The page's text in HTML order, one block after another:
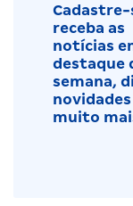
Cadastre-
receba as
notícias
destaque
semana,
novidades
muito